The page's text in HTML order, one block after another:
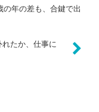
年の差も、合鍵で出
たか、仕事に